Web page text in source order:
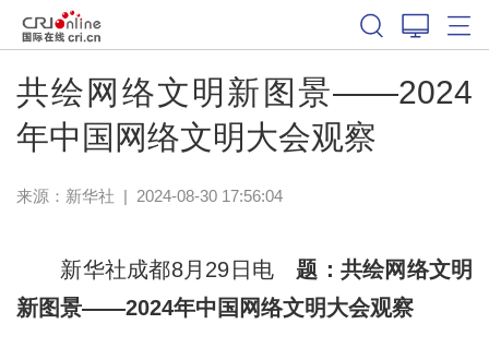
共绘网络文明新图景——2024
年中国网络文明大会观察
来源： 新华社 | 2024-08-30 17:56:04
新华社成都8月29日电 题：共绘网络文明
新图景——2024年中国网络文明大会观察